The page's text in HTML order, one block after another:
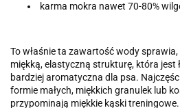
karma mokra nawet 70-80%
To właśnie ta zawartość wody
miękką, elastyczną strukturę, która jest
bardziej aromatyczna dla psa.
formie małych, miękkich granulek lub
przypominają miękkie kąski